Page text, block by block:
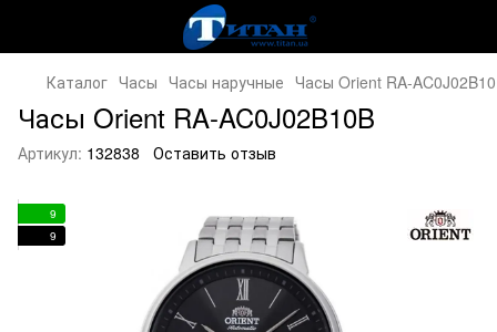
Каталог Часы Часы наручные Часы Orient RA-
Часы Orient RA-AC0J02B10B
Артикул: 132838 Оставить отзыв
9
9